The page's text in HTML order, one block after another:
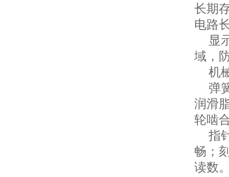
长期
电路
显
域，
机
弹
润滑
轮啮
指
畅；
读数